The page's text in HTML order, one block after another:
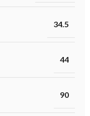
34.5
44
90